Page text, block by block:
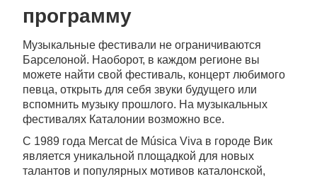
программу
Музыкальные фестивали не ограничиваются
Барселоной. Наоборот, в каждом регионе вы
можете найти свой фестиваль, концерт любимого
певца, открыть для себя звуки будущего или
вспомнить музыку прошлого. На музыкальных
фестивалях Каталонии возможно все.
С 1989 года Mercat de Música Viva в городе Вик
является уникальной площадкой для новых
талантов и популярных мотивов каталонской,